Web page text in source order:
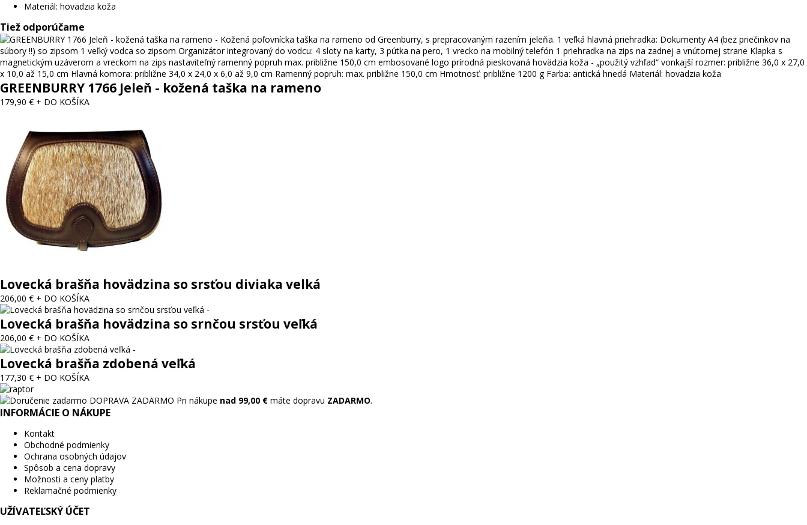
Materiál: hovädzia koža
Tiež odporúčame
GREENBURRY 1766 Jeleň - kožená taška na rameno
179,90 € + DO KOŠÍKA
Lovecká brašňa hovädzina so srsťou diviaka velká
206,00 € + DO KOŠÍKA
Lovecká brašňa hovädzina so srnčou srsťou veľká
206,00 € + DO KOŠÍKA
Lovecká brašňa zdobená veľká
177,30 € + DO KOŠÍKA
DOPRAVA ZADARMO Pri nákupe nad 99,00 € máte dopravu ZADARMO.
INFORMÁCIE O NÁKUPE
Kontakt
Obchodné podmienky
Ochrana osobných údajov
Spôsob a cena dopravy
Možnosti a ceny platby
Reklamačné podmienky
UŽÍVATEĽSKÝ ÚČET